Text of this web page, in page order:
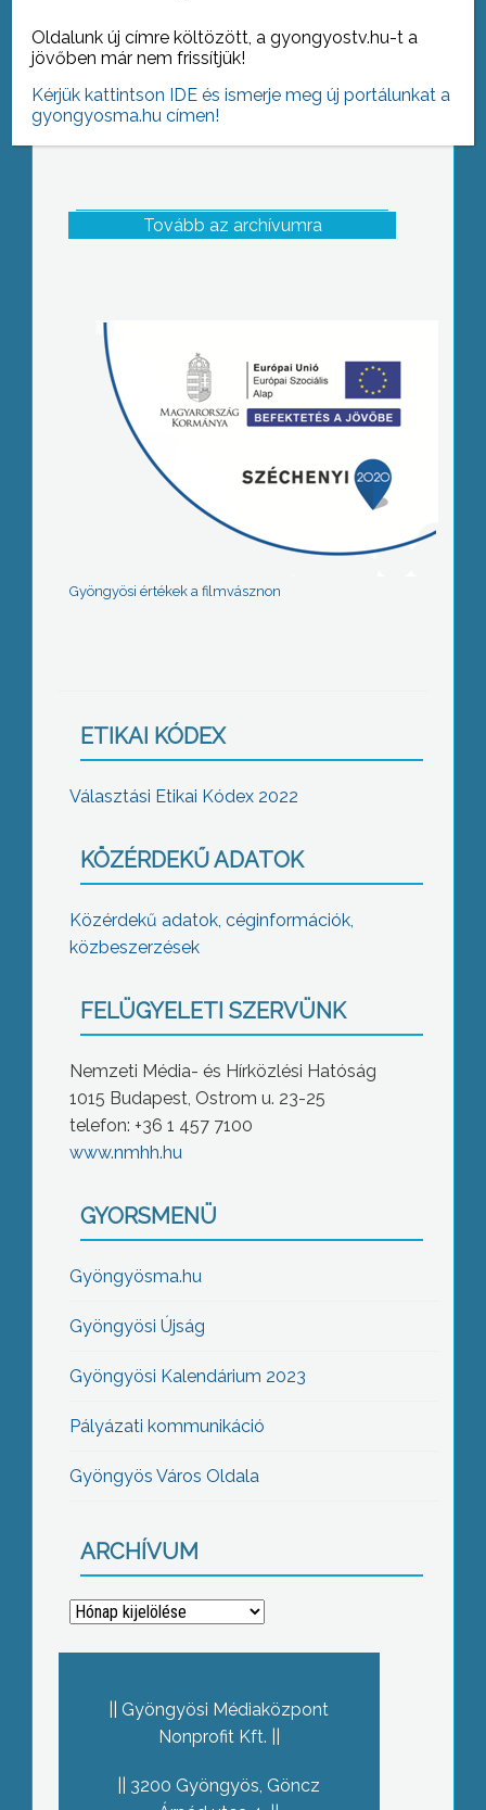
Tovább az archívumra
Gyöngyösi értékek a filmvásznon
ETIKAI KÓDEX
Választási Etikai Kódex 2022
KÖZÉRDEKŰ ADATOK
Közérdekű adatok, céginformációk,
közbeszerzések
FELÜGYELETI SZERVÜNK
Nemzeti Média- és Hírközlési Hatóság
1015 Budapest, Ostrom u. 23-25
telefon: +36 1 457 7100
www.nmhh.hu
GYORSMENÜ
Gyöngyösma.hu
Gyöngyösi Újság
Gyöngyösi Kalendárium 2023
Pályázati kommunikáció
Gyöngyös Város Oldala
ARCHÍVUM
Archívum
Gyöngyösi Médiaközpont
Nonprofit Kft.
3200 Gyöngyös, Göncz
Oldalunk új címre költözött, a gyongyostv.hu-t a
jövőben már nem frissítjük!
Kérjük kattintson IDE és ismerje meg új portálunkat a
gyongyosma.hu címen!